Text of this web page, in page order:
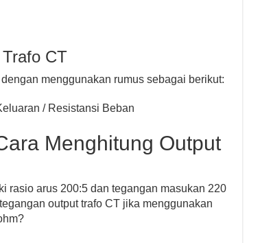
CT
menggunakan rumus sebagai berikut:
/ Resistansi Beban
Menghitung Output
rasio arus 200:5 dan tegangan masukan 220
output trafo CT jika menggunakan